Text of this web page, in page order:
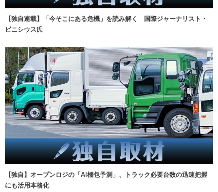
【独自連載】「今そこにある危機」を読み解く 国際ジャーナリスト・
ビニシウス氏
【独自】オープンロジの「AI梱包予測」、トラック必要台数の迅速把握
にも活用本格化